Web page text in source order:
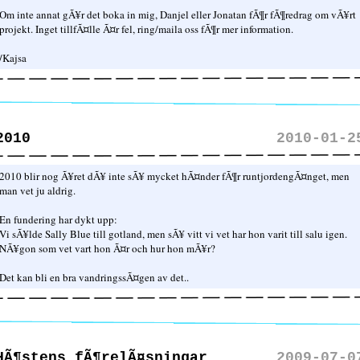
Om inte annat gÃ¥r det boka in mig, Danjel eller Jonatan fÃ¶r fÃ¶redrag om vÃ¥rt
projekt. Inget tillfÃ¤lle Ã¤r fel, ring/maila oss fÃ¶r mer information.
/Kajsa
2010-01-
2010 blir nog Ã¥ret dÃ¥ inte sÃ¥ mycket hÃ¤nder fÃ¶r runtjordengÃ¤nget, men
man vet ju aldrig.
En fundering har dykt upp:
Vi sÃ¥lde Sally Blue till gotland, men sÃ¥ vitt vi vet har hon varit till salu igen.
NÃ¥gon som vet vart hon Ã¤r och hur hon mÃ¥r?
Det kan bli en bra vandringssÃ¤gen av det..